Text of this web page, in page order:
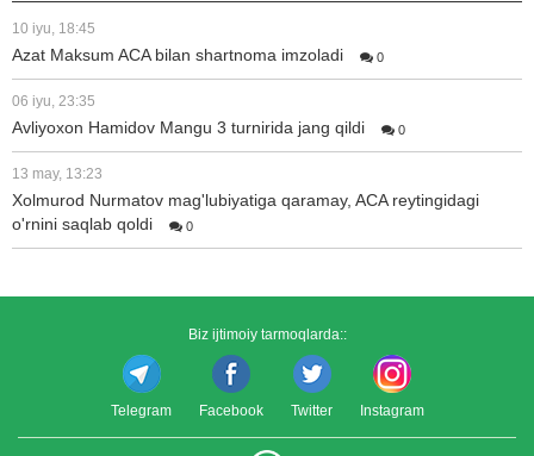
10 iyu, 18:45
Azat Maksum ACA bilan shartnoma imzoladi 0
06 iyu, 23:35
Avliyoxon Hamidov Mangu 3 turnirida jang qildi 0
13 may, 13:23
Xolmurod Nurmatov mag'lubiyatiga qaramay, ACA reytingidagi
o'rnini saqlab qoldi
0
Biz ijtimoiy tarmoqlarda::
Telegram Facebook Twitter Instagram